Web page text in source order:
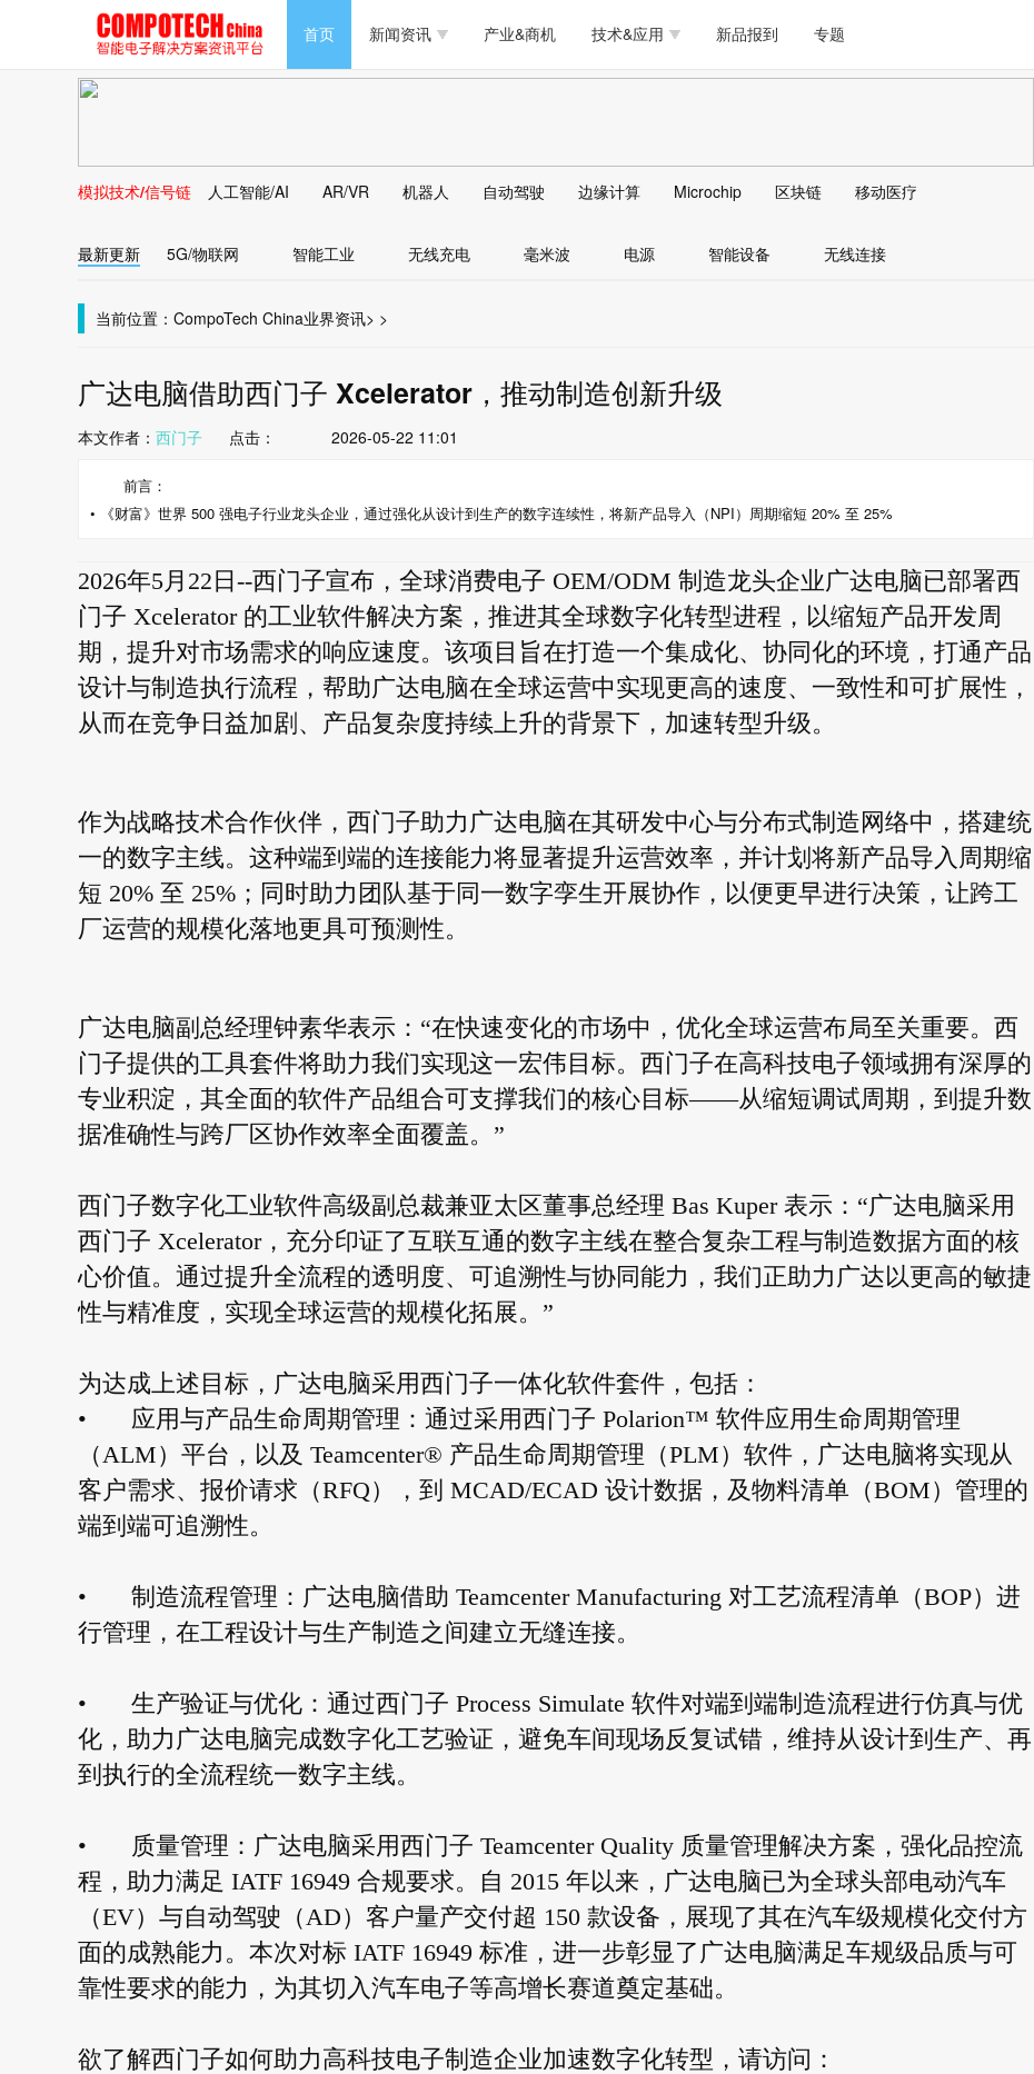
首页 新闻资讯
新能源 人工智能 安防监控
马达电机技术 物联网 模拟技术/信号链
大数据/云
产业&商机 技术&应用
安全 可穿戴
AI/人工智能
新品报到 专题
PC/周边 软件/工具 医疗电子
马达电机技术 物联网 模拟技术/信号链
大数据/云 边缘计算
存储 无线连接 LED
DLP AI/人工智能 传感器技术
AR/VR/图像/3D 电源技术/信号链 接口
模拟技术/信号链 人工智能/AI AR/VR 机器人 自动驾驶 边缘计算 Microchip 区块链 移动医疗
最新更新 5G/物联网 智能工业 无线充电 毫米波 电源 智能设备 无线连接
当前位置： CompoTech China >
业界资讯 >
广达电脑借助西门子 Xcelerator，推动制造创新升级
本文作者： 西门子点击： 2026-05-22 11:01
前言：
• 《财富》世界 500 强电子行业龙头企业，通过强化从设计到生产的数字连续性，将新产品导入（NPI）周期缩短 20% 至 25%
2026年5月22日--西门子宣布，全球消费电子 OEM/ODM 制造龙头企业广达电脑已部署西
门子 Xcelerator 的工业软件解决方案，推进其全球数字化转型进程，以缩短产品开发周
期，提升对市场需求的响应速度。该项目旨在打造一个集成化、协同化的环境，打通产品
设计与制造执行流程，帮助广达电脑在全球运营中实现更高的速度、一致性和可扩展性，
从而在竞争日益加剧、产品复杂度持续上升的背景下，加速转型升级。
作为战略技术合作伙伴，西门子助力广达电脑在其研发中心与分布式制造网络中，搭建统
一的数字主线。这种端到端的连接能力将显著提升运营效率，并计划将新产品导入周期缩
短 20% 至 25%；同时助力团队基于同一数字孪生开展协作，以便更早进行决策，让跨工
厂运营的规模化落地更具可预测性。
广达电脑副总经理钟素华表示：“在快速变化的市场中，优化全球运营布局至关重要。西
门子提供的工具套件将助力我们实现这一宏伟目标。西门子在高科技电子领域拥有深厚的
专业积淀，其全面的软件产品组合可支撑我们的核心目标——从缩短调试周期，到提升数
据准确性与跨厂区协作效率全面覆盖。”
西门子数字化工业软件高级副总裁兼亚太区董事总经理 Bas Kuper 表示：“广达电脑采用
西门子 Xcelerator，充分印证了互联互通的数字主线在整合复杂工程与制造数据方面的核
心价值。通过提升全流程的透明度、可追溯性与协同能力，我们正助力广达以更高的敏捷
性与精准度，实现全球运营的规模化拓展。”
为达成上述目标，广达电脑采用西门子一体化软件套件，包括：
•
应用与产品生命周期管理：通过采用西门子 Polarion™ 软件应用生命周期管理
（ALM）平台，以及 Teamcenter® 产品生命周期管理（PLM）软件，广达电脑将实现从
客户需求、报价请求（RFQ），到 MCAD/ECAD 设计数据，及物料清单（BOM）管理的
端到端可追溯性。
•
制造流程管理：广达电脑借助 Teamcenter Manufacturing 对工艺流程清单（BOP）进
行管理，在工程设计与生产制造之间建立无缝连接。
•
生产验证与优化：通过西门子 Process Simulate 软件对端到端制造流程进行仿真与优
化，助力广达电脑完成数字化工艺验证，避免车间现场反复试错，维持从设计到生产、再
到执行的全流程统一数字主线。
•
质量管理：广达电脑采用西门子 Teamcenter Quality 质量管理解决方案，强化品控流
程，助力满足 IATF 16949 合规要求。自 2015 年以来，广达电脑已为全球头部电动汽车
（EV）与自动驾驶（AD）客户量产交付超 150 款设备，展现了其在汽车级规模化交付方
面的成熟能力。本次对标 IATF 16949 标准，进一步彰显了广达电脑满足车规级品质与可
靠性要求的能力，为其切入汽车电子等高增长赛道奠定基础。
欲了解西门子如何助力高科技电子制造企业加速数字化转型，请访问：